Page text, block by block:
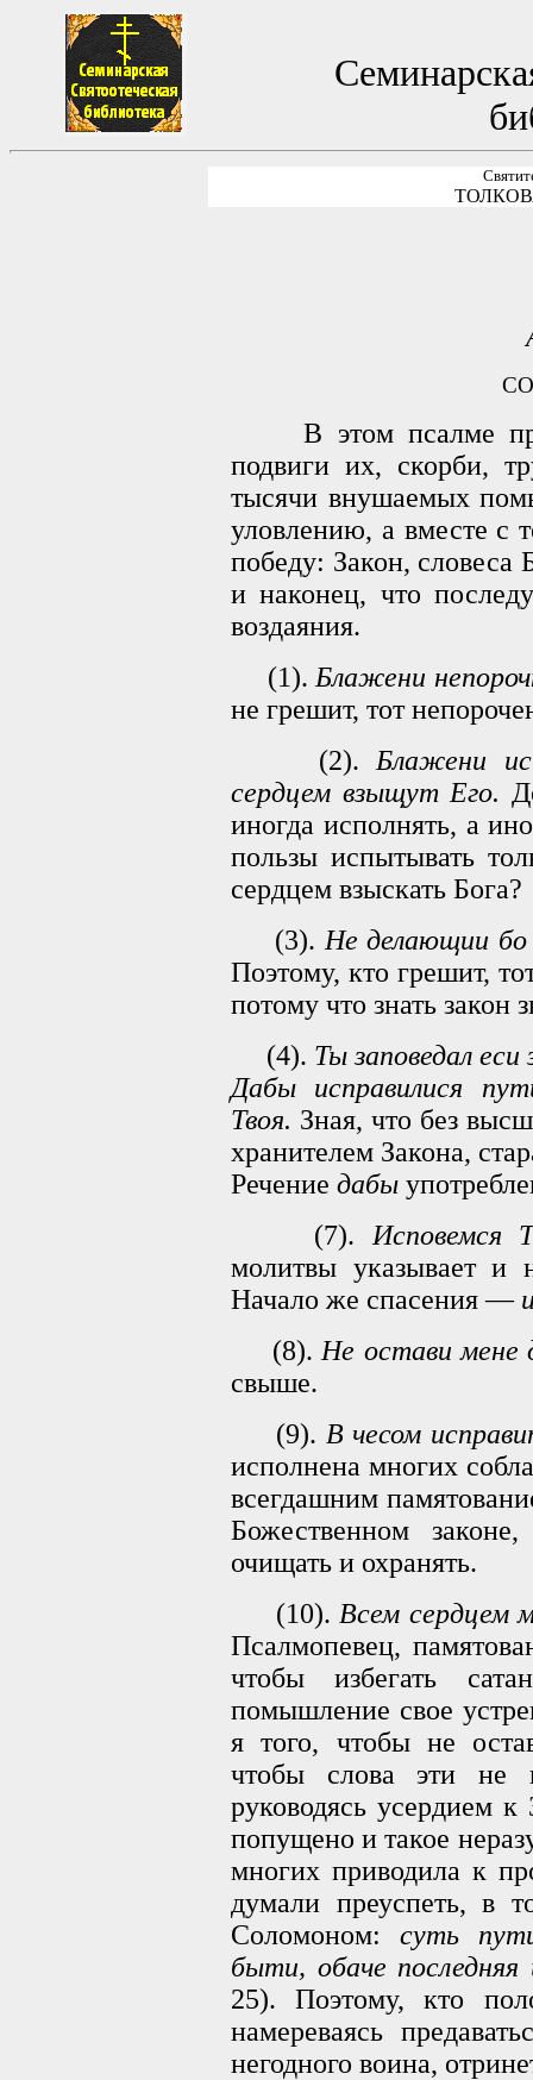
В этом псалме
подвиги их, скорби,
тысячи внушаемых
уловлению, а вместе с
победу: Закон,
и наконец, что
воздаяния.
(1). Блажени
не грешит, тот
(2). Блажени
сердцем взыщут Его.
иногда исполнять, а
пользы испытывать
сердцем взыскать Бога?
(3). Не делающии бо
Поэтому, кто грешит,
потому что знать закон
(4). Ты заповедал еси
Дабы исправилися
Твоя. Зная, что без
хранителем Закона,
Речение дабы
(7). Исповемся
молитвы указывает и
Начало же спасения —
(8). Не остави мене
свыше.
(9). В чесом
исполнена многих
всегдашним
Божественном
очищать и охранять.
(10). Всем сердцем
Псалмопевец,
чтобы избегать
помышление свое
я того, чтобы не
чтобы слова эти не
руководясь усердием
попущено и такое
многих приводила к
думали преуспеть, в
Соломоном:суть
быти, обаче
25). Поэтому, кто
намереваясь
негодного воина,